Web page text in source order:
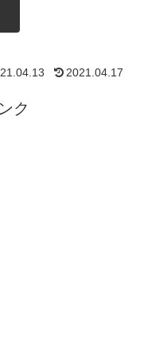
2021.04.17
ク